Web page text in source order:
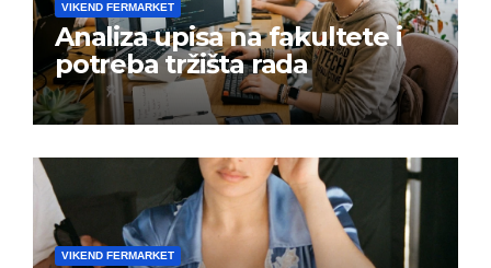
VIKEND FERMARKET
Analiza upisa na fakultete i
potreba tržišta rada
VIKEND FERMARKET